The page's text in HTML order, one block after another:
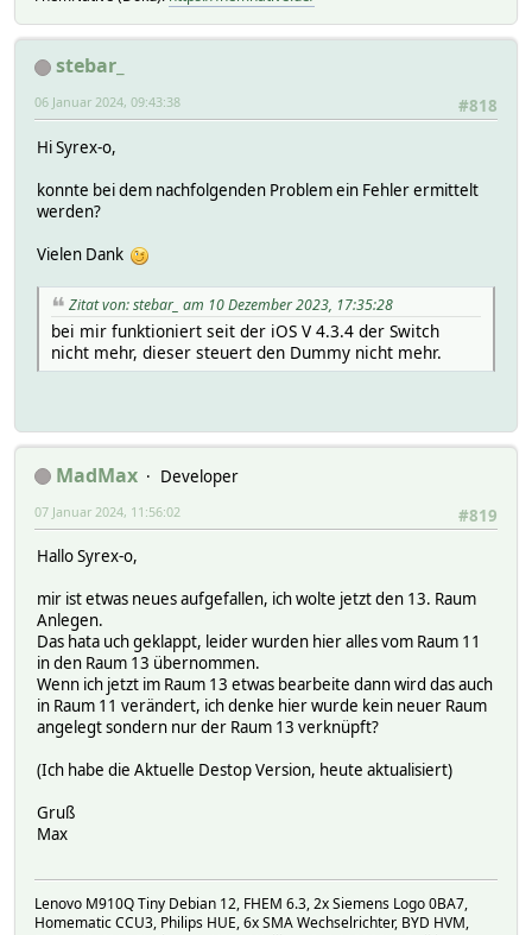
stebar_
#818
06 Januar 2024, 09:43:38
Hi Syrex-o,
konnte bei dem nachfolgenden Problem ein Fehler ermittelt
werden?
Vielen Dank
Zitat von: stebar_ am 10 Dezember 2023, 17:35:28
bei mir funktioniert seit der iOS V 4.3.4 der Switch
nicht mehr, dieser steuert den Dummy nicht mehr.
MadMax
Developer
#819
07 Januar 2024, 11:56:02
Hallo Syrex-o,
mir ist etwas neues aufgefallen, ich wolte jetzt den 13. Raum
Anlegen.
Das hata uch geklappt, leider wurden hier alles vom Raum 11
in den Raum 13 übernommen.
Wenn ich jetzt im Raum 13 etwas bearbeite dann wird das auch
in Raum 11 verändert, ich denke hier wurde kein neuer Raum
angelegt sondern nur der Raum 13 verknüpft?
(Ich habe die Aktuelle Destop Version, heute aktualisiert)
Gruß
Max
Lenovo M910Q Tiny Debian 12, FHEM 6.3, 2x Siemens Logo 0BA7,
Homematic CCU3, Philips HUE, 6x SMA Wechselrichter, BYD HVM,